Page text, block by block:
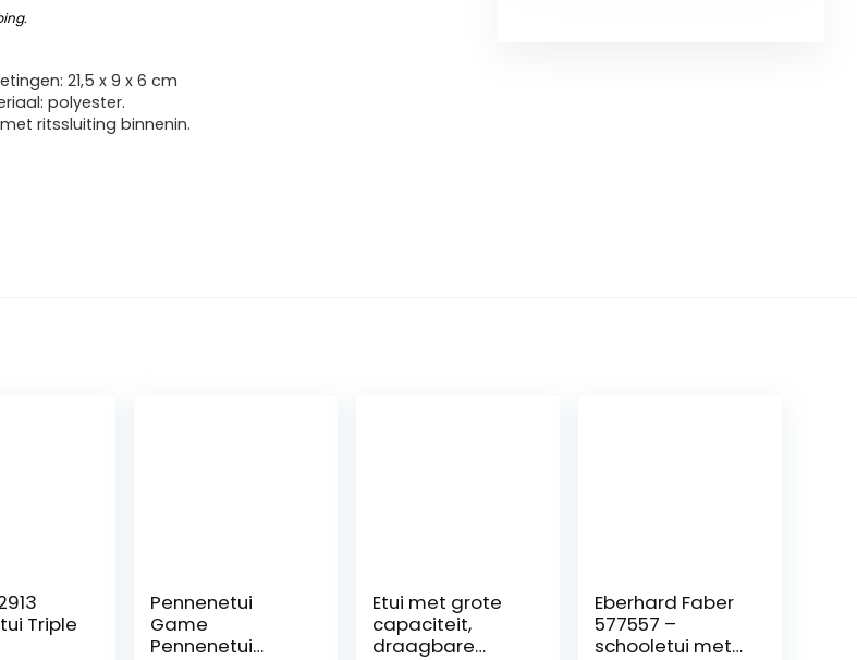
.
21,5 x 9 x 6 cm
polyester.
ritssluiting binnenin.
Triple
Pennenetui
Game
Pennenetui
Etui met grote
capaciteit,
draagbare
Eberhard Faber
577557 –
schooletui met